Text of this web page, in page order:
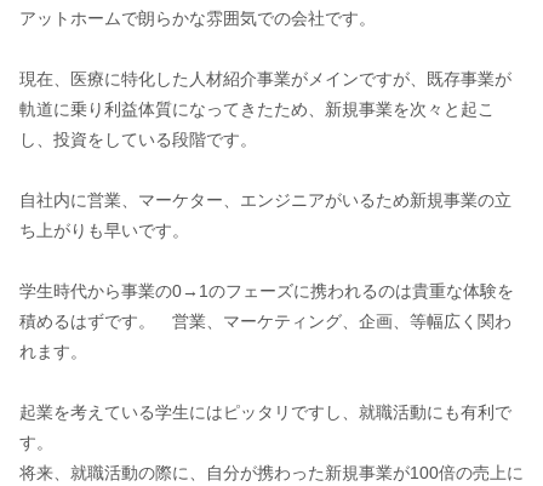
アットホームで朗らかな雰囲気での会社です。
現在、医療に特化した人材紹介事業がメインですが、既存事業が
軌道に乗り利益体質になってきたため、新規事業を次々と起こ
し、投資をしている段階です。
自社内に営業、マーケター、エンジニアがいるため新規事業の立
ち上がりも早いです。
学生時代から事業の0→1のフェーズに携われるのは貴重な体験を
積めるはずです。 営業、マーケティング、企画、等幅広く関わ
れます。
起業を考えている学生にはピッタリですし、就職活動にも有利で
す。
将来、就職活動の際に、自分が携わった新規事業が100倍の売上に